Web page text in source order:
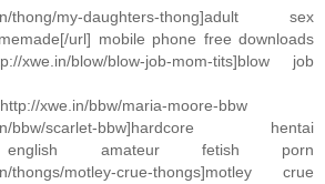
thong/my-daughters-thong]adult sex
url] mobile phone free downloads
xwe.in/blow/blow-job-mom-tits]blow job
xwe.in/bbw/maria-moore-bbw
bbw/scarlet-bbw]hardcore hentai
english amateur fetish porn
thongs/motley-crue-thongs]motley crue